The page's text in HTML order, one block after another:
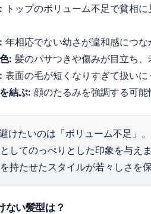
トップのボリューム不足で貧相
年相応でない幼さが違和感につ
: 髪のパサつきや傷みが目立ち
表面の毛が短くなりすぎて扱い
結ぶ: 顔のたるみを強調する可
けたいのは「ボリューム不足」
してのっぺりとした印象を与え
持たせたスタイルが若々しさを
ない髪型は？